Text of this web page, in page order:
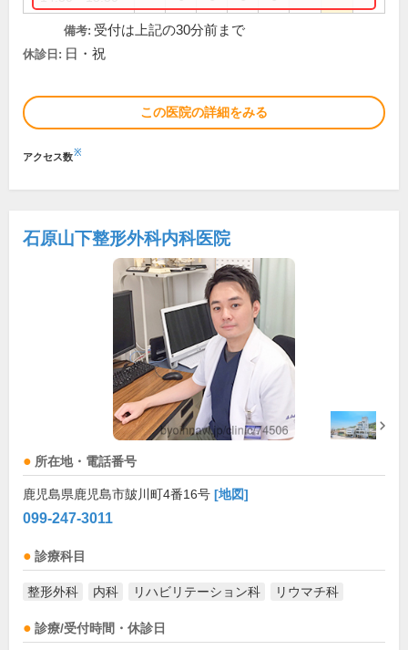
備考: 受付は上記の30分前まで
休診日: 日・祝
この医院の詳細をみる
アクセス数※
石原山下整形外科内科医院
所在地・電話番号
鹿児島県鹿児島市皷川町4番16号 [地図]
099-247-3011
診療科目
整形外科 内科 リハビリテーション科 リウマチ科
診療/受付時間・休診日